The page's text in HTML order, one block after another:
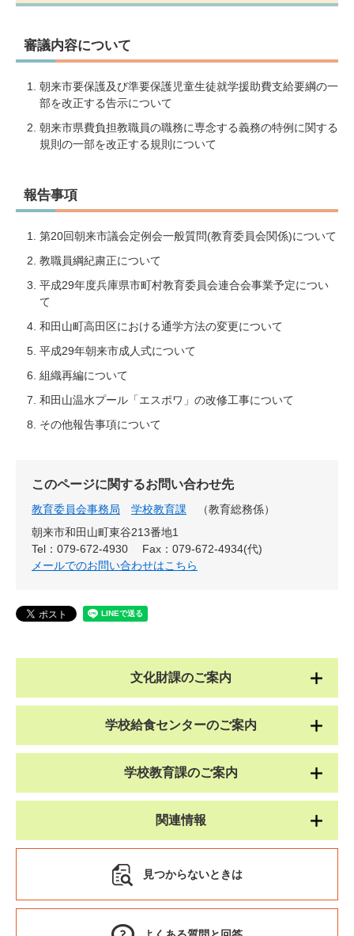
審議内容について
朝来市要保護及び準要保護児童生徒就学援助費支給要綱の一
部を改正する告示について
朝来市県費負担教職員の職務に専念する義務の特例に関する
規則の一部を改正する規則について
報告事項
第20回朝来市議会定例会一般質問(教育委員会関係)について
教職員綱紀粛正について
平成29年度兵庫県市町村教育委員会連合会事業予定につい
て
和田山町高田区における通学方法の変更について
平成29年朝来市成人式について
組織再編について
和田山温水プール「エスポワ」の改修工事について
その他報告事項について
このページに関するお問い合わせ先
教育委員会事務局 学校教育課
教育総務係
朝来市和田山町東谷213番地1
Tel：079-672-4930
Fax：079-672-4934(代)
メールでのお問い合わせはこちら
文化財課のご案内
学校給食センターのご案内
学校教育課のご案内
関連情報
見つからないときは